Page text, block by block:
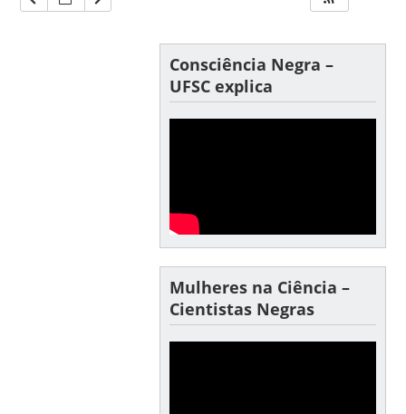
Consciência Negra –
UFSC explica
Mulheres na Ciência –
Cientistas Negras